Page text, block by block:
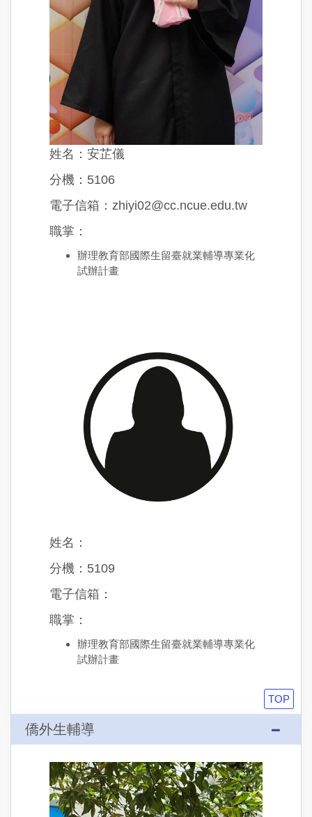
姓名：安芷儀
分機：5106
電子信箱：zhiyi02@cc.ncue.edu.tw
職掌：
辦理教育部國際生留臺就業輔導專業化
試辦計畫
姓名：
分機：5109
電子信箱：
職掌：
辦理教育部國際生留臺就業輔導專業化
試辦計畫
TOP
僑外生輔導